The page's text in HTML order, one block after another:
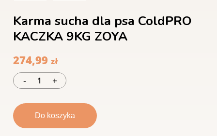
Karma sucha dla psa ColdPRO
KACZKA 9KG ZOYA
274,99 zł
Do koszyka